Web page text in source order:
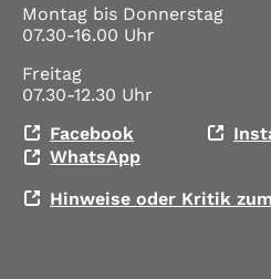
Montag bis Donnerstag
07.30-16.00 Uhr
Freitag
07.30-12.30 Uhr
Facebook
WhatsApp
Hinweise oder Kritik